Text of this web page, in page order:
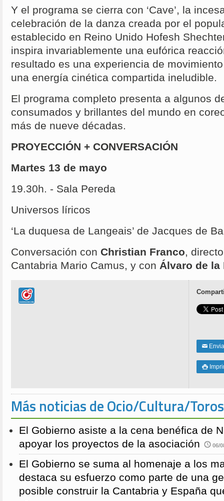
Y el programa se cierra con ‘Cave’, la
celebración de la danza creada por el
establecido en Reino Unido Hofesh
inspira invariablemente una eufórica
resultado es una experiencia de
una energía cinética compartida ineludible.
El programa completo presenta a algunos
consumados y brillantes del mundo en
más de nueve décadas.
PROYECCIÓN + CONVERSACIÓN
Martes 13 de mayo
19.30h. - Sala Pereda
Universos líricos
‘La duquesa de Langeais’ de Jacques de
Conversación con Christian Franco,
Cantabria Mario Camus, y con Álvaro de la
✉

Más noticias de Ocio/Cultura/Toros
El Gobierno asiste a la cena benéfica de
apoyar los proyectos de la asociación
06/
El Gobierno se suma al homenaje a los
destaca su esfuerzo como parte de una
posible construir la Cantabria y España